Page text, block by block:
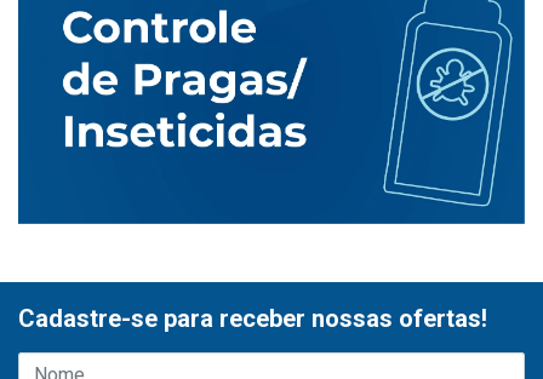
Cadastre-se para receber nossas ofertas!